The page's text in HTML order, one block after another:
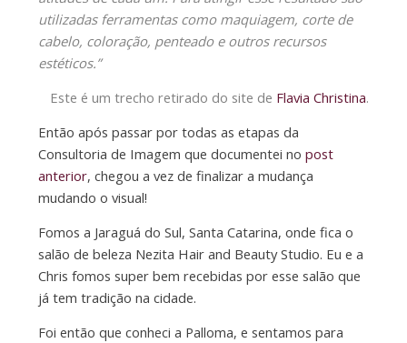
utilizadas ferramentas como maquiagem, corte de
cabelo, coloração, penteado e outros recursos
estéticos.”
Este é um trecho retirado do site de Flavia Christina.
Então após passar por todas as etapas da
Consultoria de Imagem que documentei no post
anterior, chegou a vez de finalizar a mudança
mudando o visual!
Fomos a Jaraguá do Sul, Santa Catarina, onde fica o
salão de beleza Nezita Hair and Beauty Studio. Eu e a
Chris fomos super bem recebidas por esse salão que
já tem tradição na cidade.
Foi então que conheci a Palloma, e sentamos para